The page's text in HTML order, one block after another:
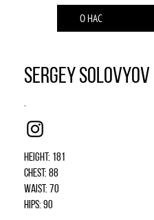
О НАС
Sergey Solovyov
.
Height: 181
Chest: 88
Waist: 70
Hips: 90